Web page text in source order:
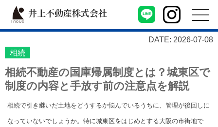
井上不動産株式会社
DATE: 2026-07-08
相続
相続不動産の国庫帰属制度とは？城東区で
制度の内容と手放す前の注意点を解説
相続で引き継いだ土地をどうするか悩んでいるうちに、管理が後回しに
なっていないでしょうか。特に城東区をはじめとする大阪の市街地で